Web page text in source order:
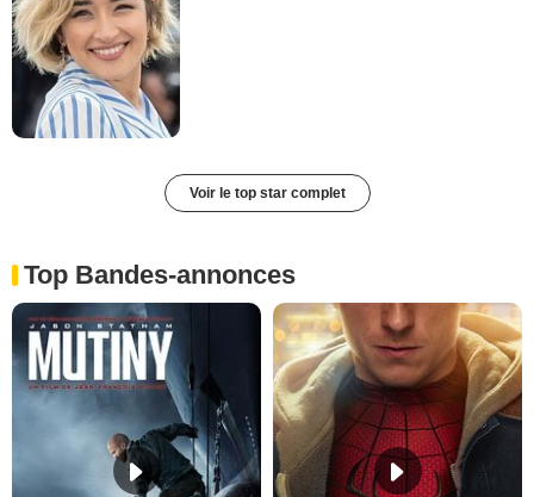
Voir le top star complet
Top Bandes-annonces